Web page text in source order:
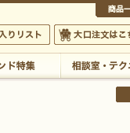
いたします